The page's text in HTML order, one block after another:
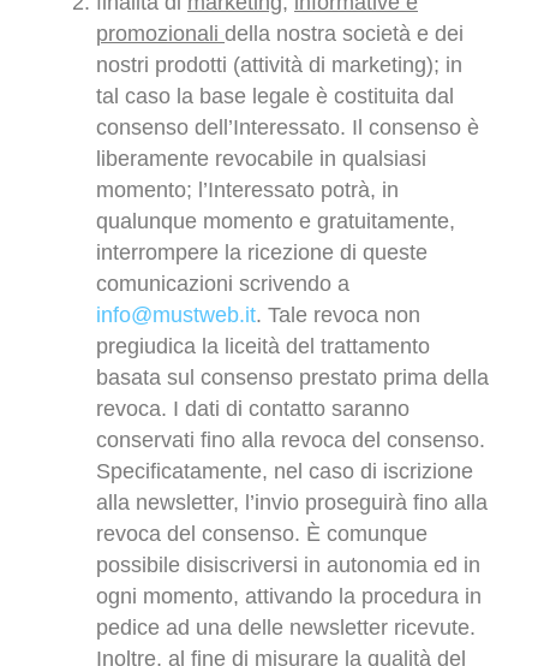
promozionali della nostra società e dei
nostri prodotti (attività di marketing); in
tal caso la base legale è costituita dal
consenso dell’Interessato. Il consenso è
liberamente revocabile in qualsiasi
momento; l’Interessato potrà, in
qualunque momento e gratuitamente,
interrompere la ricezione di queste
comunicazioni scrivendo a
info@mustweb.it. Tale revoca non
pregiudica la liceità del trattamento
basata sul consenso prestato prima della
revoca. I dati di contatto saranno
conservati fino alla revoca del consenso.
Specificatamente, nel caso di iscrizione
alla newsletter, l’invio proseguirà fino alla
revoca del consenso. È comunque
possibile disiscriversi in autonomia ed in
ogni momento, attivando la procedura in
pedice ad una delle newsletter ricevute.
Inoltre, al fine di misurare la qualità del